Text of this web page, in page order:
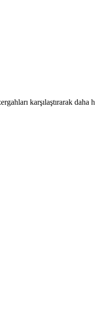
karşılaştırarak daha